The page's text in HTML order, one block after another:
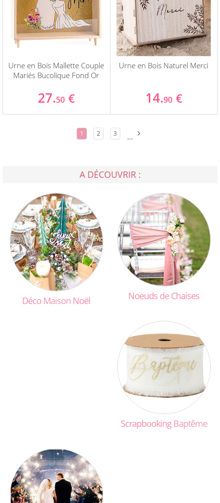
Urne en Bois Mallette Couple
Mariés Bucolique Fond Or
27.50 €
Urne en Bois Naturel Merci
14.90 €
1 2 3 ...
A DÉCOUVRIR :
Déco Maison Noël Noeuds de Chaises
ScrapbookingBaptême